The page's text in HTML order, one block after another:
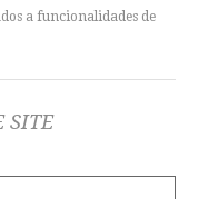
a funcionalidades de
SITE